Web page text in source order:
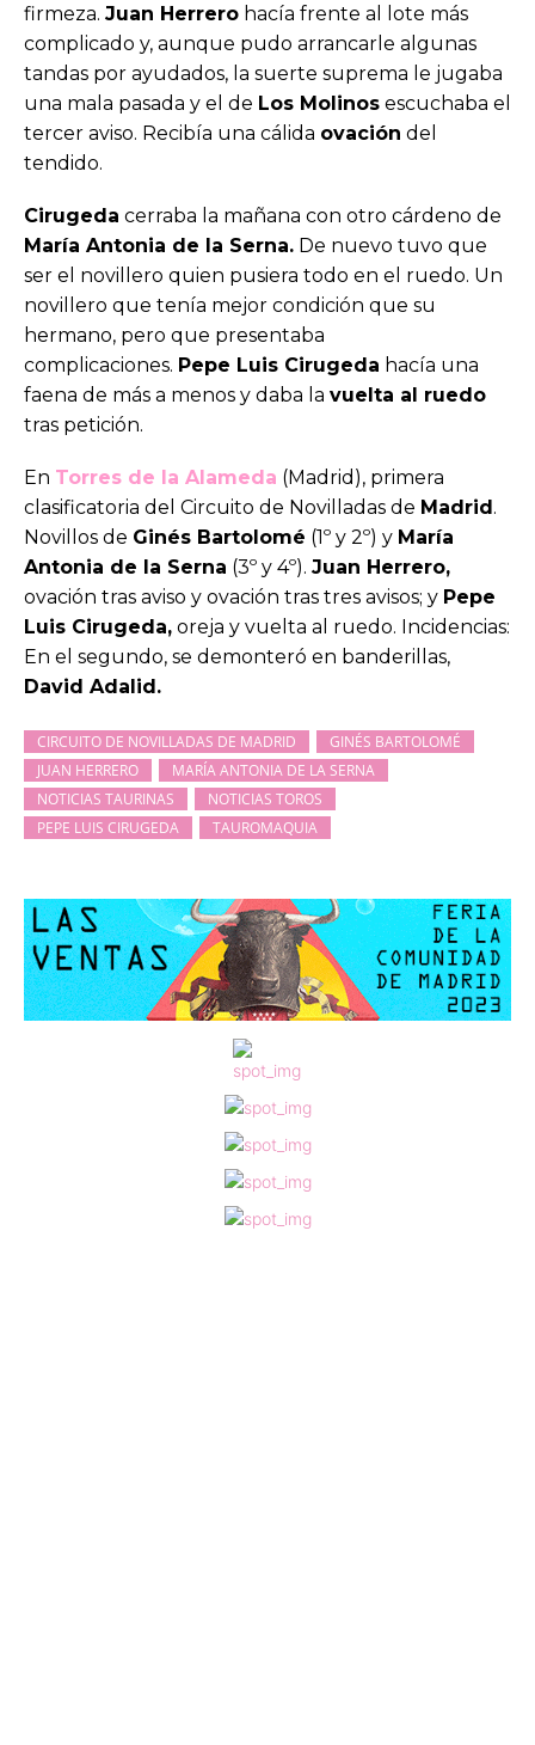
firmeza. Juan Herrero hacía frente al lote más
complicado y, aunque pudo arrancarle algunas
tandas por ayudados, la suerte suprema le jugaba
una mala pasada y el de Los Molinos escuchaba el
tercer aviso. Recibía una cálida ovación del
tendido.
Cirugeda cerraba la mañana con otro cárdeno de
María Antonia de la Serna. De nuevo tuvo que
ser el novillero quien pusiera todo en el ruedo. Un
novillero que tenía mejor condición que su
hermano, pero que presentaba
complicaciones. Pepe Luis Cirugeda hacía una
faena de más a menos y daba la vuelta al ruedo
tras petición.
En Torres de la Alameda (Madrid), primera
clasificatoria del Circuito de Novilladas de Madrid .
Novillos de Ginés Bartolomé (1º y 2º) y María
Antonia de la Serna (3º y 4º). Juan Herrero,
ovación tras aviso y ovación tras tres avisos; y Pepe
Luis Cirugeda, oreja y vuelta al ruedo. Incidencias:
En el segundo, se demonteró en banderillas,
David Adalid.
CIRCUITO DE NOVILLADAS DE MADRID
GINÉS BARTOLOMÉ
JUAN HERRERO
MARÍA ANTONIA DE LA SERNA
NOTICIAS TAURINAS
NOTICIAS TOROS
PEPE LUIS CIRUGEDA
TAUROMAQUIA